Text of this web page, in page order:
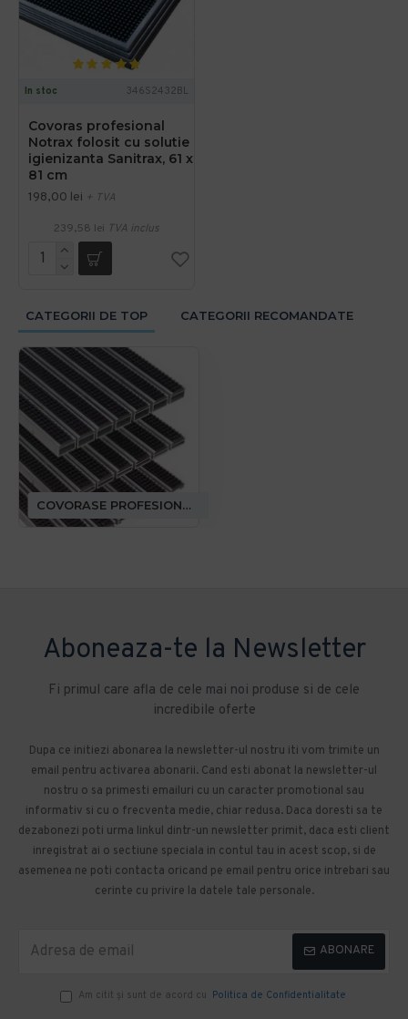
In stoc 346S2432BL
Covoras profesional
Notrax folosit cu solutie
igienizanta Sanitrax, 61 x
81 cm
198,00 lei + TVA
239,58 lei TVA inclus
CATEGORII DE TOP CATEGORII RECOMANDATE
COVORASE PROFESIONALE
Aboneaza-te la Newsletter
Fi primul care afla de cele mai noi produse si de cele
incredibile oferte
Dupa ce initiezi abonarea la newsletter-ul nostru iti vom trimite un
email pentru activarea abonarii. Cand esti abonat la newsletter-ul
nostru o sa primesti emailuri cu un caracter promotional sau
informativ si cu o frecventa medie, chiar redusa. Daca doresti sa te
dezabonezi poti urma linkul dintr-un newsletter primit, daca esti client
inregistrat ai o sectiune speciala in contul tau in acest scop, si de
asemenea ne poti contacta oricand pe email pentru orice intrebari sau
cerinte cu privire la datele tale personale.
ABONARE
Am citit şi sunt de acord cu Politica de Confidentialitate